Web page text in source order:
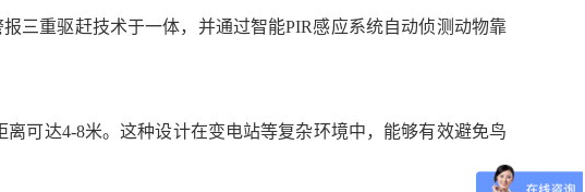
三重驱赶技术于一体，并通过智能PIR感应系统自动侦测动物靠
可达4-8米。这种设计在变电站等复杂环境中，能够有效避免鸟